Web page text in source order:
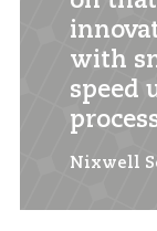
with
speed
Nixwell